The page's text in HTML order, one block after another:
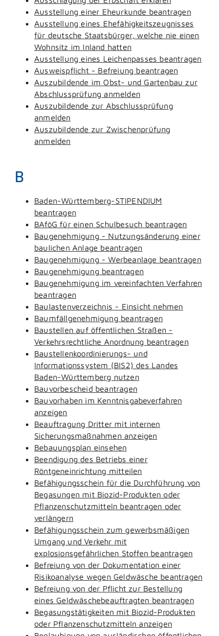
Ausstellung einer Eheurkunde beantragen
Ausstellung eines Ehefähigkeitszeugnisses
für deutsche Staatsbürger, welche nie einen
Wohnsitz im Inland hatten
Ausstellung eines Leichenpasses beantragen
Ausweispflicht - Befreiung beantragen
Auszubildende im Obst- und Gartenbau zur
Abschlussprüfung anmelden
Auszubildende zur Abschlussprüfung
anmelden
Auszubildende zur Zwischenprüfung
anmelden
B
Baden-Württemberg-STIPENDIUM
beantragen
BAföG für einen Schulbesuch beantragen
Baugenehmigung - Nutzungsänderung einer
baulichen Anlage beantragen
Baugenehmigung - Werbeanlage beantragen
Baugenehmigung beantragen
Baugenehmigung im vereinfachten Verfahren
beantragen
Baulastenverzeichnis - Einsicht nehmen
Baumfällgenehmigung beantragen
Baustellen auf öffentlichen Straßen -
Verkehrsrechtliche Anordnung beantragen
Baustellenkoordinierungs- und
Informationssystem (BIS2) des Landes
Baden-Württemberg nutzen
Bauvorbescheid beantragen
Bauvorhaben im Kenntnisgabeverfahren
anzeigen
Beauftragung Dritter mit internen
Sicherungsmaßnahmen anzeigen
Bebauungsplan einsehen
Beendigung des Betriebs einer
Röntgeneinrichtung mitteilen
Befähigungsschein für die Durchführung von
Begasungen mit Biozid-Produkten oder
Pflanzenschutzmitteln beantragen oder
verlängern
Befähigungsschein zum gewerbsmäßigen
Umgang und Verkehr mit
explosionsgefährlichen Stoffen beantragen
Befreiung von der Dokumentation einer
Risikoanalyse wegen Geldwäsche beantragen
Befreiung von der Pflicht zur Bestellung
eines Geldwäschebeauftragten beantragen
Begasungstätigkeiten mit Biozid-Produkten
oder Pflanzenschutzmitteln anzeigen